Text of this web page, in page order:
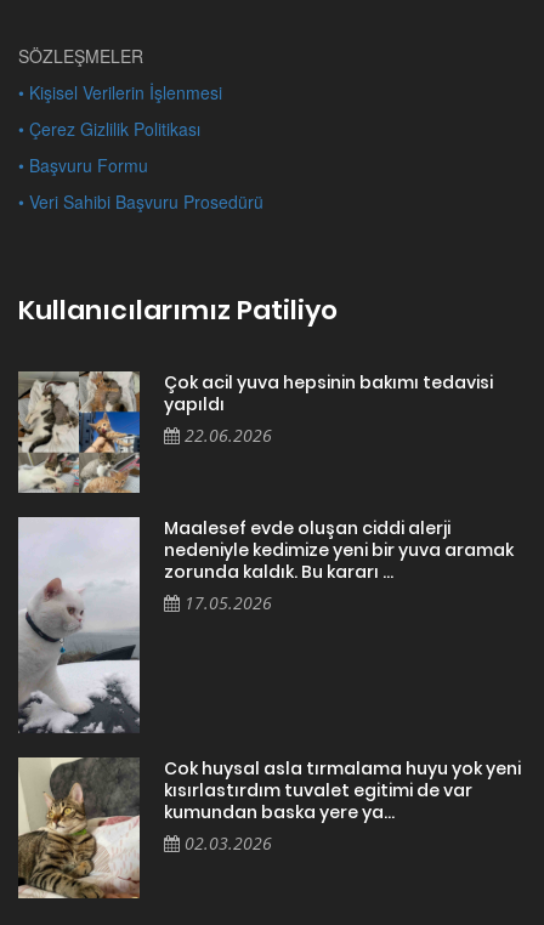
SÖZLEŞMELER
• Kişisel Verilerin İşlenmesi
• Çerez Gizlilik Politikası
• Başvuru Formu
• Veri Sahibi Başvuru Prosedürü
Kullanıcılarımız Patiliyo
Çok acil yuva hepsinin bakımı tedavisi
yapıldı
22.06.2026
Maalesef evde oluşan ciddi alerji
nedeniyle kedimize yeni bir yuva aramak
zorunda kaldık. Bu kararı ...
17.05.2026
Cok huysal asla tırmalama huyu yok yeni
kısırlastırdım tuvalet egitimi de var
kumundan baska yere ya...
02.03.2026